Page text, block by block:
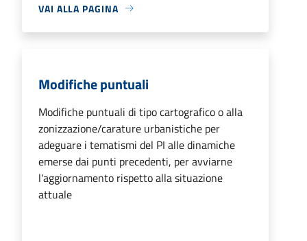
VAI ALLA PAGINA
Modifiche puntuali
Modifiche puntuali di tipo cartografico o alla
zonizzazione/carature urbanistiche per
adeguare i tematismi del PI alle dinamiche
emerse dai punti precedenti, per avviarne
l'aggiornamento rispetto alla situazione
attuale